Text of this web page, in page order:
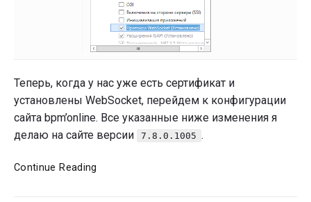
Теперь, когда у нас уже есть сертификат и
установлены WebSocket, перейдем к конфигурации
сайта bpm’online. Все указанные ниже изменения я
делаю на сайте версии
7.8.0.1005 .
Continue Reading